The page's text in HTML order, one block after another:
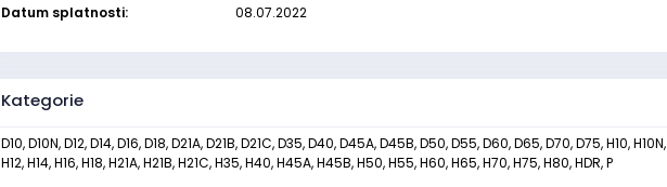
Datum splatnosti:
08.07.2022
Kategorie
D10, D10N, D12, D14, D16, D18, D21A, D21B, D21C, D35, D40, D45A, D45B, D50, D55, D60, D65, D70, D75, H10, H10N,
H12, H14, H16, H18, H21A, H21B, H21C, H35, H40, H45A, H45B, H50, H55, H60, H65, H70, H75, H80, HDR, P